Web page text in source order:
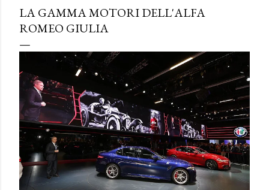
LA GAMMA MOTORI DELL'ALFA
ROMEO GIULIA